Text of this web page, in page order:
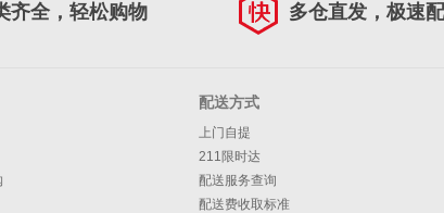
齐全，轻松购物 多仓直发，极速
配送方式
上门自提
211限时达
配送服务查询
配送费收取标准